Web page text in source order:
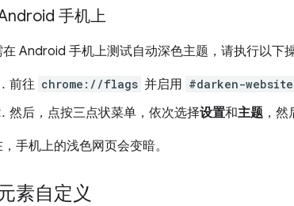
手机上
Android 手机上测试自动深色主题，请执行以下
前往 chrome://flags 并启用 #darken-
然后，点按三点状菜单，依次选择设置和主题 ，
手机上的浅色网页会变暗。
素自定义